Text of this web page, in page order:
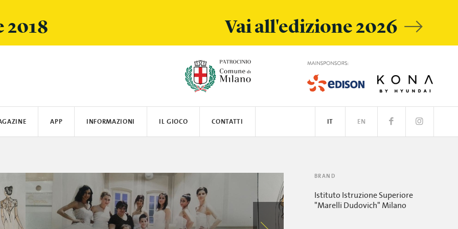
Vai all'edizione 2026
CRANIO CREATIONS LEGO MIELE SUN'S GOOD OYBÒ
APP INFORMAZIONI IL GIOCO CONTATTI EN
IT
BRAND
Istituto Istruzione Superiore
"Marelli Dudovich" Milano